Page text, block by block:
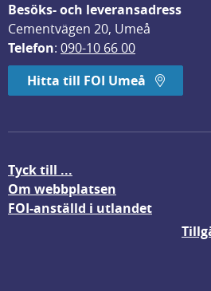
Besöks- och leveransadress
Cementvägen 20, Umeå
Telefon: 090-10 66 00
Hitta till FOI Umeå
Tyck till ...
Om webbplatsen
FOI-anställd i utlandet